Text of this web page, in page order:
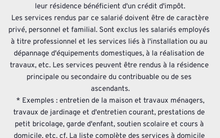
leur résidence bénéficient d'un crédit d'impôt.
privé, personnel et familial. Sont exclus les salariés employés
à titre professionnel et les services liés à l'installation ou au
dépannage d'équipements domestiques, à la réalisation de
travaux, etc. Les services peuvent être rendus à la résidence
principale ou secondaire du contribuable ou de ses
ascendants.
travaux de jardinage et d'entretien courant, prestations de
petit bricolage, garde d'enfant, soutien scolaire et cours à
domicile, etc. cf. La liste complète des services à domicile